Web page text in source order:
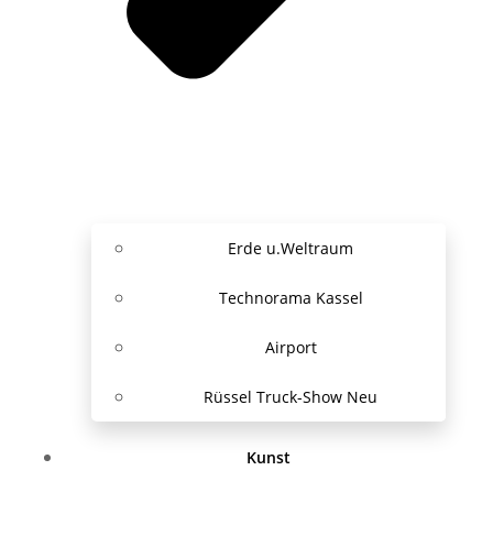
Erde u.Weltraum
Technorama Kassel
Airport
Rüssel Truck-Show Neu
Kunst